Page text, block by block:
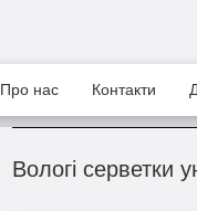
Про нас Контакти
Вологі серветки